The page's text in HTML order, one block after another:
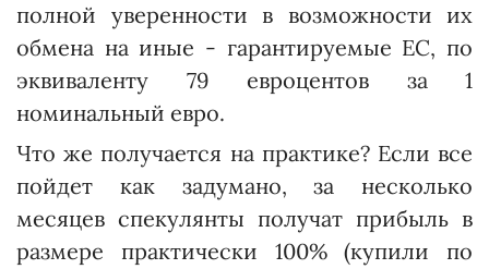
полной уверенности в возможности их
обмена на иные - гарантируемые ЕС, по
эквиваленту 79 евроцентов за 1
номинальный евро.
Что же получается на практике? Если все
пойдет как задумано, за несколько
месяцев спекулянты получат прибыль в
размере практически 100% (купили по